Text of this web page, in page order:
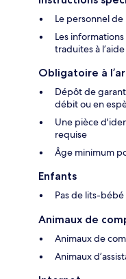
Le personnel
Les
traduites à
Obligatoire à
Dépôt de
débit ou en
Une pièce
requise
Âge minimum
Enfants
Pas de lits-bébé
Animaux de
Animaux de
Animaux